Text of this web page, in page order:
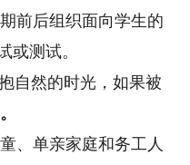
前后组织面向学生的
或测试。
自然的时光，如果被
、单亲家庭和务工人